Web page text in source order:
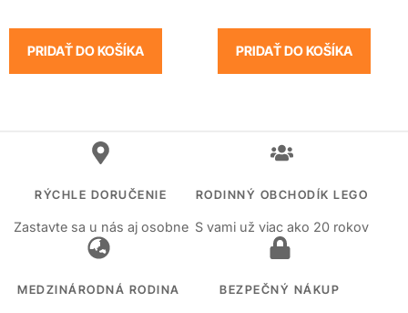
PRIDAŤ DO KOŠÍKA PRIDAŤ DO KOŠÍKA
RÝCHLE DORUČENIE
Zastavte sa u nás aj osobne
RODINNÝ OBCHODÍK LEGO
S vami už viac ako 20 rokov
MEDZINÁRODNÁ RODINA BEZPEČNÝ NÁKUP